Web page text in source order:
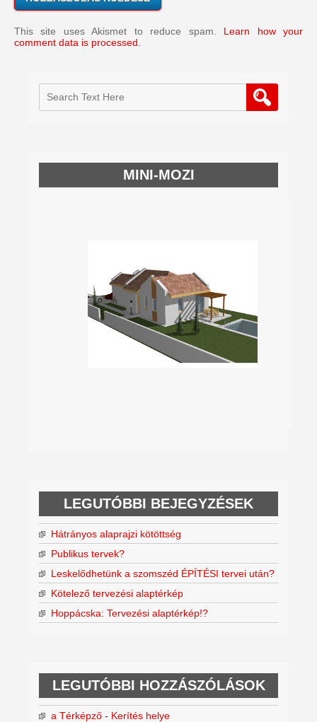
This site uses Akismet to reduce spam. Learn how your
comment data is processed.
MINI-MOZI
LEGUTÓBBI BEJEGYZÉSEK
Hátrányos alaprajzi kötöttség
Publikus tervek?
Leskelődhetünk a szomszéd ÉPÍTÉSI tervei után?
Kötelező tervezési alaptérkép
Hoppácska: Tervezési alaptérkép!?
LEGUTÓBBI HOZZÁSZÓLÁSOK
a Térképző - Kerítés helye